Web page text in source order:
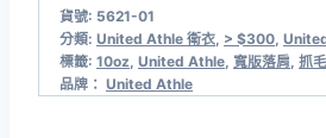
貨號: 5621-01
分類: United Athle 衛衣 > $300
標籤: 10oz United Athle 寬版落肩 抓毛
品牌： United Athle